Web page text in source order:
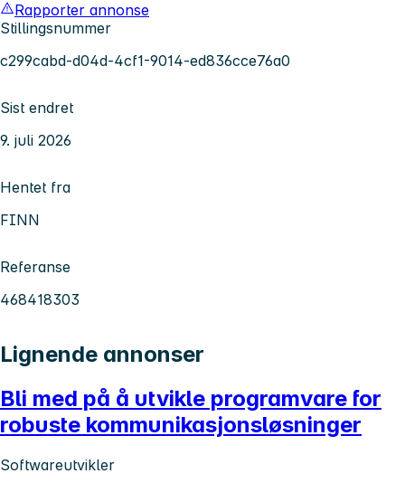
Rapporter annonse
Stillingsnummer
c299cabd-d04d-4cf1-9014-ed836cce76a0
Sist endret
9. juli 2026
Hentet fra
FINN
Referanse
468418303
Lignende annonser
Bli med på å utvikle programvare for
robuste kommunikasjonsløsninger
Softwareutvikler